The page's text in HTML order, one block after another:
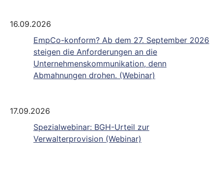
16.09.2026
EmpCo-konform? Ab dem 27. September 2026
steigen die Anforderungen an die
Unternehmenskommunikation, denn
Abmahnungen drohen. (Webinar)
17.09.2026
Spezialwebinar: BGH-Urteil zur
Verwalterprovision (Webinar)